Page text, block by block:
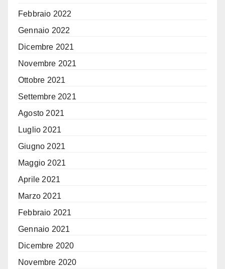
Febbraio 2022
Gennaio 2022
Dicembre 2021
Novembre 2021
Ottobre 2021
Settembre 2021
Agosto 2021
Luglio 2021
Giugno 2021
Maggio 2021
Aprile 2021
Marzo 2021
Febbraio 2021
Gennaio 2021
Dicembre 2020
Novembre 2020